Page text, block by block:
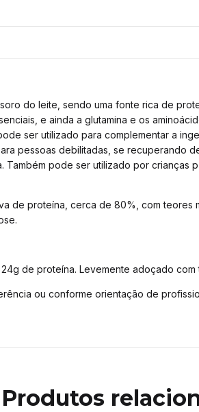
do leite, sendo uma fonte rica de
e ainda a glutamina e os
ser utilizado para complementar a
pessoas debilitadas, se recuperando
pode ser utilizado por crianças
de proteína, cerca de 80%, com
de proteína. Levemente adoçado com
ou conforme orientação de
Produtos